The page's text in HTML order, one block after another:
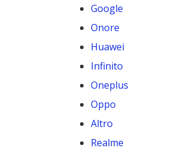
Google
Onore
Huawei
Infinito
Oneplus
Oppo
Altro
Realme